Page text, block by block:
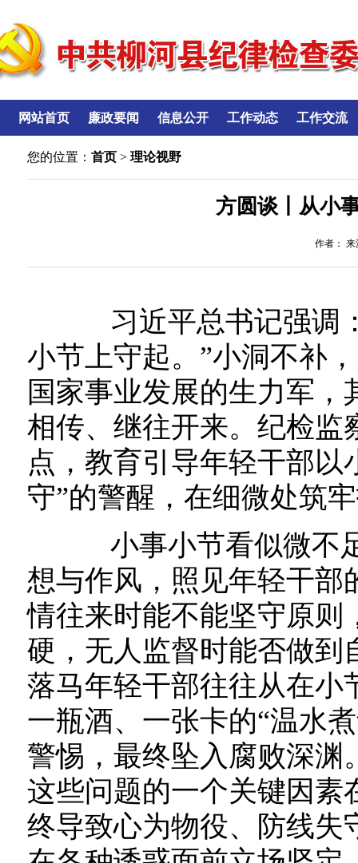
网站首页 廉政要闻 信息公开 工作动态 工作交流
您的位置：首页 >理论视野
方圆谈丨从小
作者： 来
习近平总书记强调：
小节上守起。”小洞不补
国家事业发展的生力军
相传、继往开来。纪检监
点，教育引导年轻干部以
守”的警醒，在细微处筑
小事小节看似微不足
想与作风，照见年轻干
情往来时能不能坚守原则
硬，无人监督时能否做到
落马年轻干部往往从在小
一瓶酒、一张卡的“温水
警惕，最终坠入腐败深渊
这些问题的一个关键因素
终导致心为物役、防线失